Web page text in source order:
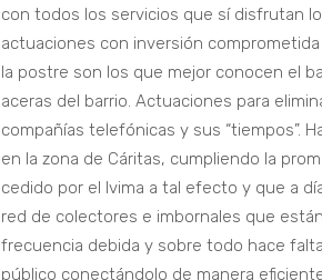
con todos los servicios que sí disfrutan
actuaciones con inversión
la postre son los que mejor conocen el
aceras del barrio. Actuaciones para
compañías telefónicas y sus “tiempos”.
en la zona de Cáritas, cumpliendo la
cedido por el Ivima a tal efecto y que a
red de colectores e imbornales que
frecuencia debida y sobre todo hace
público conectándolo de manera